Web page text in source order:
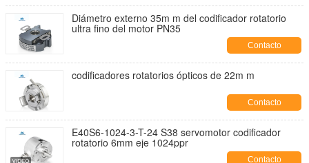
Diámetro externo 35m m del codificador rotatorio
ultra fino del motor PN35
Contacto
codificadores rotatorios ópticos de 22m m
Contacto
E40S6-1024-3-T-24 S38 servomotor codificador
rotatorio 6mm eje 1024ppr
Contacto